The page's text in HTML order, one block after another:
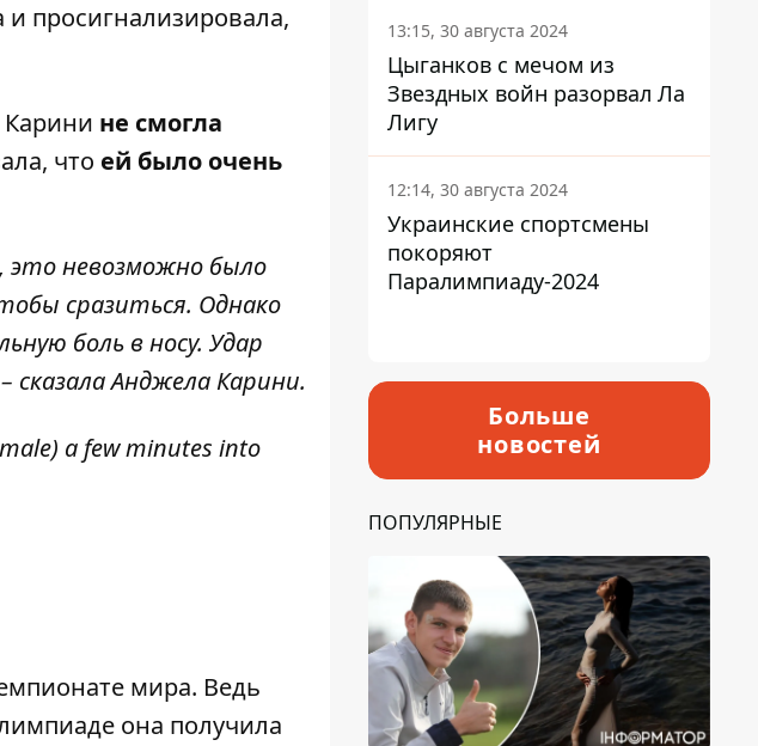
и просигнализировала,
не смогла
что ей было очень
это невозможно было
сразиться. Однако
боль в носу. Удар
Анджела Карини.
a few minutes into
мира. Ведь
она получила
13:15, 30 августа 2024
Цыганков с мечом из
Звездных войн разорвал Ла
Лигу
12:14, 30 августа 2024
Украинские спортсмены
покоряют
Паралимпиаду-2024
Больше
новостей
ПОПУЛЯРНЫЕ